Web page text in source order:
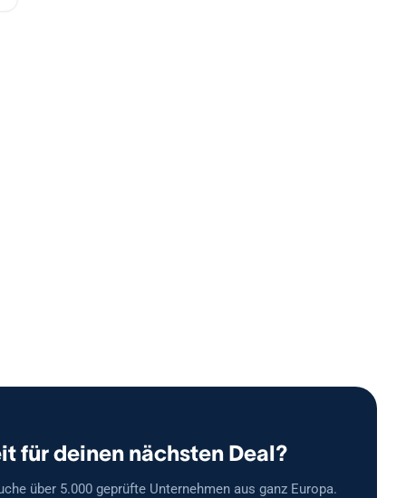
für deinen nächsten Deal?
über 5.000 geprüfte Unternehmen aus ganz Europa.